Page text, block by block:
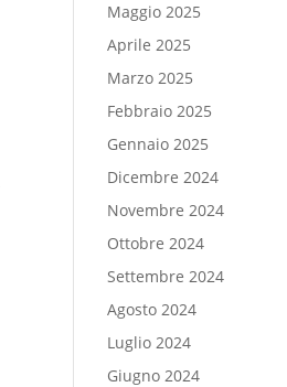
Maggio 2025
Aprile 2025
Marzo 2025
Febbraio 2025
Gennaio 2025
Dicembre 2024
Novembre 2024
Ottobre 2024
Settembre 2024
Agosto 2024
Luglio 2024
Giugno 2024